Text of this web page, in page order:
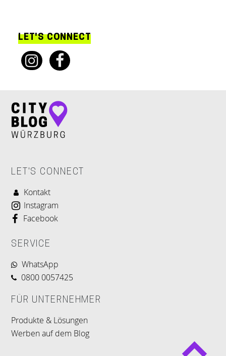
LET'S CONNECT
LET'S CONNECT
Kontakt
Instagram
Facebook
SERVICE
WhatsApp
0800 0057425
FÜR UNTERNEHMER
Produkte & Lösungen
Werben auf dem Blog